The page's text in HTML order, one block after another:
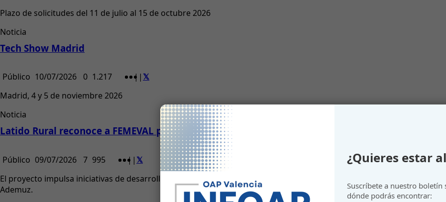
Plazo de solicitudes del 11 de julio al 15 de octubre 2026
Noticia
Tech Show Madrid
Público 10/07/2026 0 1.217 | |
Madrid, 4 y 5 de noviembre 2026
Noticia
Latido Rural reconoce a FEMEVAL por la revitalización del medio rural valenciano
Público 09/07/2026 7 995 | |
El proyecto impulsa iniciativas de desarrollo económico, social y demográfico en municipios en riesgo de
Ademuz.
¿Quieres estar
Suscríbete a nuestro boletín
dónde podrás encontrar: